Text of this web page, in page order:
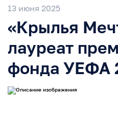
13 июня 2025
«Крылья
лауреат
фонда УЕФА